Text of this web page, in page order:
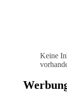
Keine